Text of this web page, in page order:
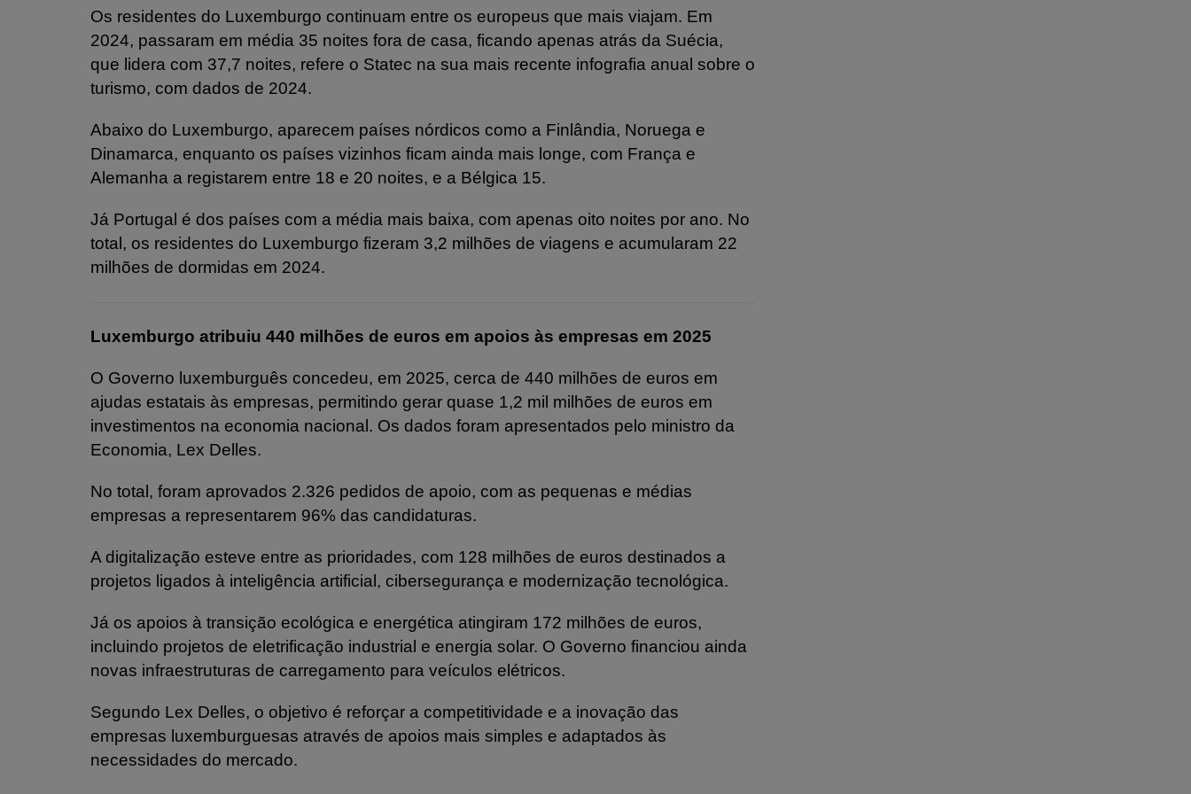
Os residentes do Luxemburgo continuam entre os europeus que mais viajam. Em
2024, passaram em média 35 noites fora de casa, ficando apenas atrás da Suécia,
que lidera com 37,7 noites, refere o Statec na sua mais recente infografia anual sobre o
turismo, com dados de 2024.
Abaixo do Luxemburgo, aparecem países nórdicos como a Finlândia, Noruega e
Dinamarca, enquanto os países vizinhos ficam ainda mais longe, com França e
Alemanha a registarem entre 18 e 20 noites, e a Bélgica 15.
Já Portugal é dos países com a média mais baixa, com apenas oito noites por ano. No
total, os residentes do Luxemburgo fizeram 3,2 milhões de viagens e acumularam 22
milhões de dormidas em 2024.
Luxemburgo atribuiu 440 milhões de euros em apoios às empresas em 2025
O Governo luxemburguês concedeu, em 2025, cerca de 440 milhões de euros em
ajudas estatais às empresas, permitindo gerar quase 1,2 mil milhões de euros em
investimentos na economia nacional. Os dados foram apresentados pelo ministro da
Economia, Lex Delles.
No total, foram aprovados 2.326 pedidos de apoio, com as pequenas e médias
empresas a representarem 96% das candidaturas.
A digitalização esteve entre as prioridades, com 128 milhões de euros destinados a
projetos ligados à inteligência artificial, cibersegurança e modernização tecnológica.
Já os apoios à transição ecológica e energética atingiram 172 milhões de euros,
incluindo projetos de eletrificação industrial e energia solar. O Governo financiou ainda
novas infraestruturas de carregamento para veículos elétricos.
Segundo Lex Delles, o objetivo é reforçar a competitividade e a inovação das
empresas luxemburguesas através de apoios mais simples e adaptados às
necessidades do mercado.